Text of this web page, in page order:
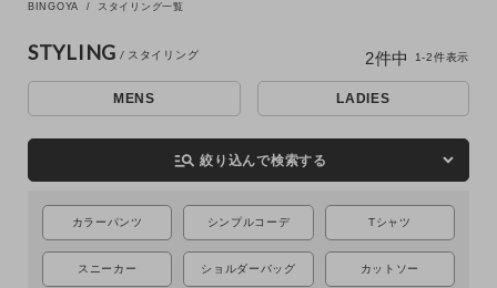
キーワード
BINGOYA スタイリング一覧
STYLING
MENS LADIES
manage_search 絞り込んで検索する
カラーパンツ シンプルコーデ Tシャツ
スニーカー ショルダーバッグ カットソー
2件中 1-2件表示